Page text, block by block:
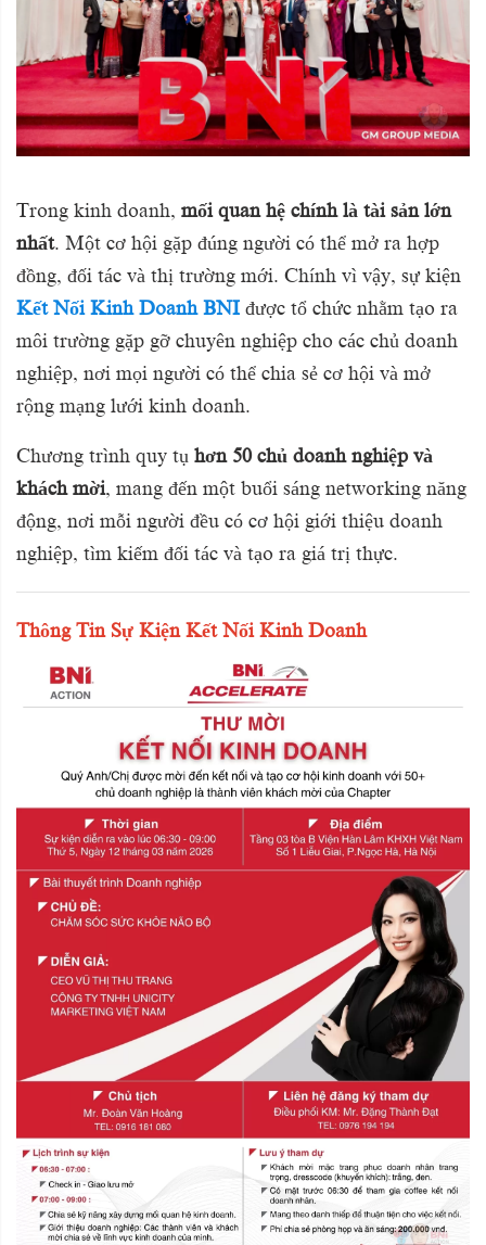
Trong kinh doanh, mối quan hệ chính là tài sản lớn
nhất. Một cơ hội gặp đúng người có thể mở ra hợp
đồng, đối tác và thị trường mới. Chính vì vậy, sự kiện
Kết Nối Kinh Doanh BNI được tổ chức nhằm tạo ra
môi trường gặp gỡ chuyên nghiệp cho các chủ doanh
nghiệp, nơi mọi người có thể chia sẻ cơ hội và mở
rộng mạng lưới kinh doanh.
Chương trình quy tụ hơn 50 chủ doanh nghiệp và
khách mời, mang đến một buổi sáng networking năng
động, nơi mỗi người đều có cơ hội giới thiệu doanh
nghiệp, tìm kiếm đối tác và tạo ra giá trị thực.
Thông Tin Sự Kiện Kết Nối Kinh Doanh